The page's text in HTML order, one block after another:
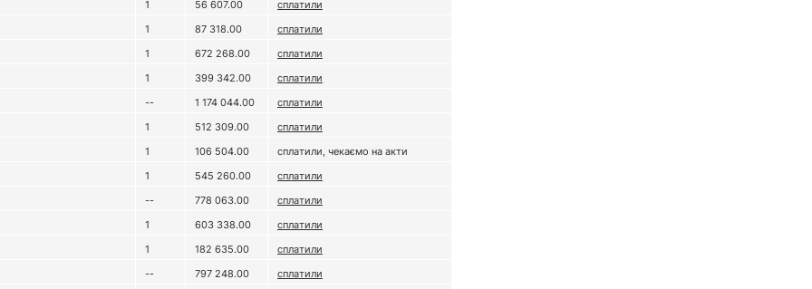
1 56 607.00
сплатили
1 87 318.00
сплатили
1 672 268.00
сплатили
1 399 342.00
сплатили
-- 1 174 044.00
сплатили
1 512 309.00
сплатили
1 106 504.00
сплатили, чекаємо на акти
1 545 260.00
сплатили
-- 778 063.00
сплатили
1 603 338.00
сплатили
1 182 635.00
сплатили
-- 797 248.00
сплатили